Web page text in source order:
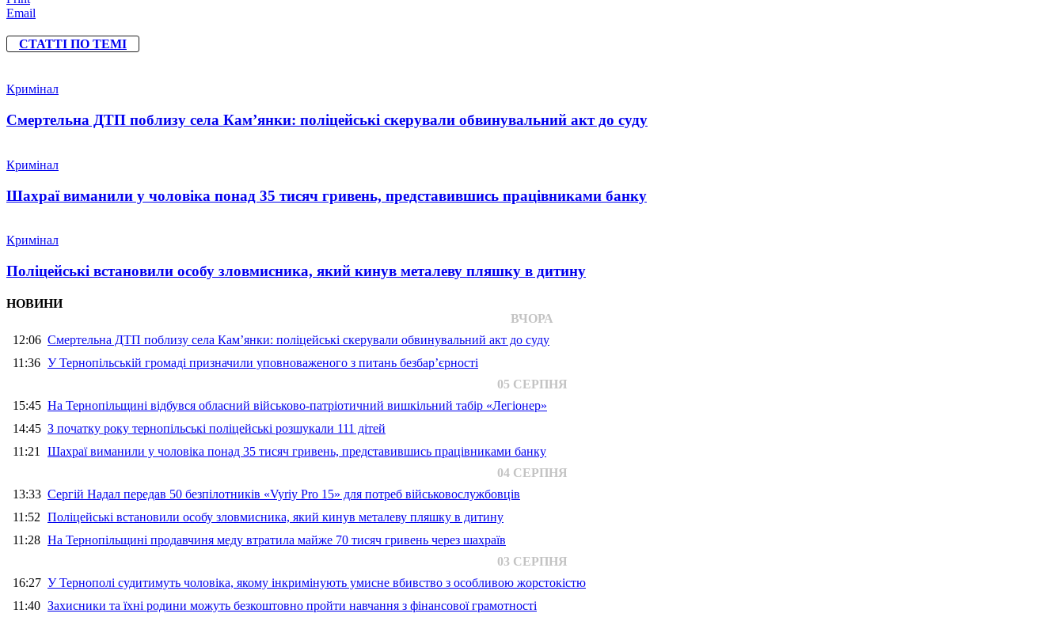
Email
СТАТТІ ПО ТЕМІ
Кримінал
Смертельна ДТП поблизу села Кам’янки: поліцейські скерували обвинувальний акт до суду
Кримінал
Шахраї виманили у чоловіка понад 35 тисяч гривень, представившись працівниками банку
Кримінал
Поліцейські встановили особу зловмисника, який кинув металеву пляшку в дитину
НОВИНИ
ВЧОРА
12:06 Смертельна ДТП поблизу села Кам’янки: поліцейські скерували обвинувальний акт до суду
11:36 У Тернопільській громаді призначили уповноваженого з питань безбар’єрності
05 СЕРПНЯ
15:45 На Тернопільщині відбувся обласний військово-патріотичний вишкільний табір «Легіонер»
14:45 З початку року тернопільські поліцейські розшукали 111 дітей
11:21 Шахраї виманили у чоловіка понад 35 тисяч гривень, представившись працівниками банку
04 СЕРПНЯ
13:33 Сергій Надал передав 50 безпілотників «Vyriy Pro 15» для потреб військовослужбовців
11:52 Поліцейські встановили особу зловмисника, який кинув металеву пляшку в дитину
11:28 На Тернопільщині продавчиня меду втратила майже 70 тисяч гривень через шахраїв
03 СЕРПНЯ
16:27 У Тернополі судитимуть чоловіка, якому інкримінують умисне вбивство з особливою жорстокістю
11:40 Захисники та їхні родини можуть безкоштовно пройти навчання з фінансової грамотності